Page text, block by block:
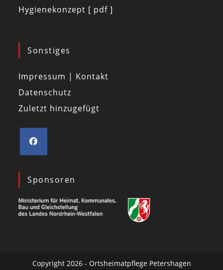
Hygienekonzept [ pdf ]
Sonstiges
Impressum | Kontakt
Datenschutz
Zuletzt hinzugefügt
Sponsoren
Copyright 2026 - Ortsheimatpflege Petershagen